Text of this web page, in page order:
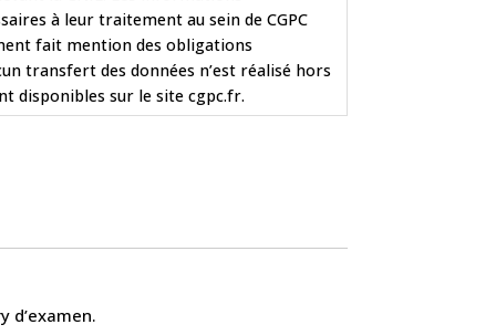
à leur traitement au sein de CGPC
fait mention des obligations
transfert des données n’est réalisé hors
disponibles sur le site cgpc.fr.
d’examen.